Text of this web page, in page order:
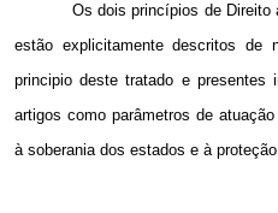
Os dois princípios de Direito
estão explicitamente descritos
principio deste tratado e presentes
artigos como parâmetros de
à soberania dos estados e à